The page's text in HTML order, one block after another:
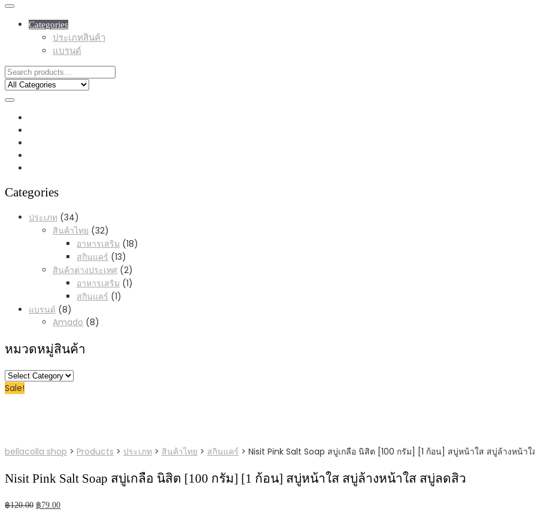
Categories
ประเภทสินค้า
แบรนด์
Categories
ประเภท 3434
products
สินค้าไทย 3232
products
อาหารเสริม 1818
สกินแคร์ 1313
products
สินค้าต่างประเทศ 22
products
อาหารเสริม 11
สกินแคร์ 11
แบรนด์ 88
products
Amado 88
หมวดหมู่สินค้า
หมวด
หมู่
Sale!
bellacolla shop > Products > ประเภท > สินค้าไทย > สกินแคร์ > Nisit Pink Salt Soap สบู่เกลือ นิสิต [100 กรัม] [1 ก้อน] สบู่หน้าใส สบู่ล้างหน้า
Nisit Pink Salt Soap สบู่เกลือ นิสิต [100 กรัม] [1 ก้อน] สบู่หน้าใส สบู่ล้างหน้าใส สบู่ลดสิว
฿120.00 Original
฿79.00Current